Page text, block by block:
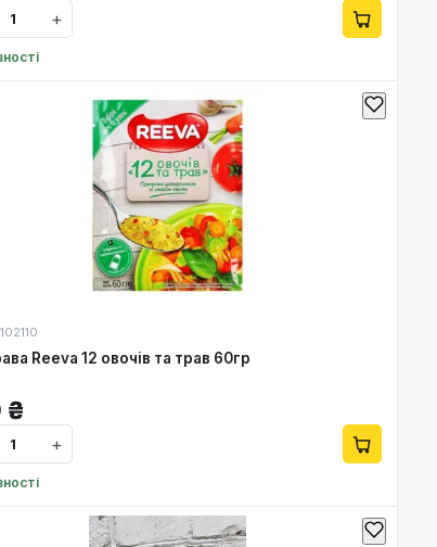
+
Reeva 12 овочів та трав 60гр
₴
+